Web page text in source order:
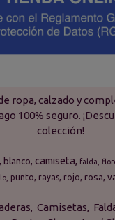
ropa, calzado y
100% seguro.
colección!
blanco camiseta falda
punto rayas rojo rosa
Camisetas